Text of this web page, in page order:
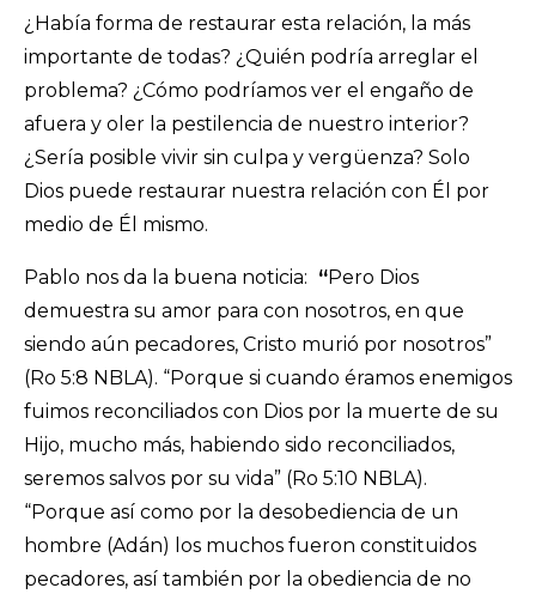
¿Había forma de restaurar esta relación, la más
importante de todas? ¿Quién podría arreglar el
problema? ¿Cómo podríamos ver el engaño de
afuera y oler la pestilencia de nuestro interior?
¿Sería posible vivir sin culpa y vergüenza? Solo
Dios puede restaurar nuestra relación con Él por
medio de Él mismo.
Pablo nos da la buena noticia: “Pero Dios
demuestra su amor para con nosotros, en que
siendo aún pecadores, Cristo murió por nosotros”
(Ro 5:8 NBLA). “Porque si cuando éramos enemigos
fuimos reconciliados con Dios por la muerte de su
Hijo, mucho más, habiendo sido reconciliados,
seremos salvos por su vida” (Ro 5:10 NBLA).
“Porque así como por la desobediencia de un
hombre (Adán) los muchos fueron constituidos
pecadores, así también por la obediencia de no